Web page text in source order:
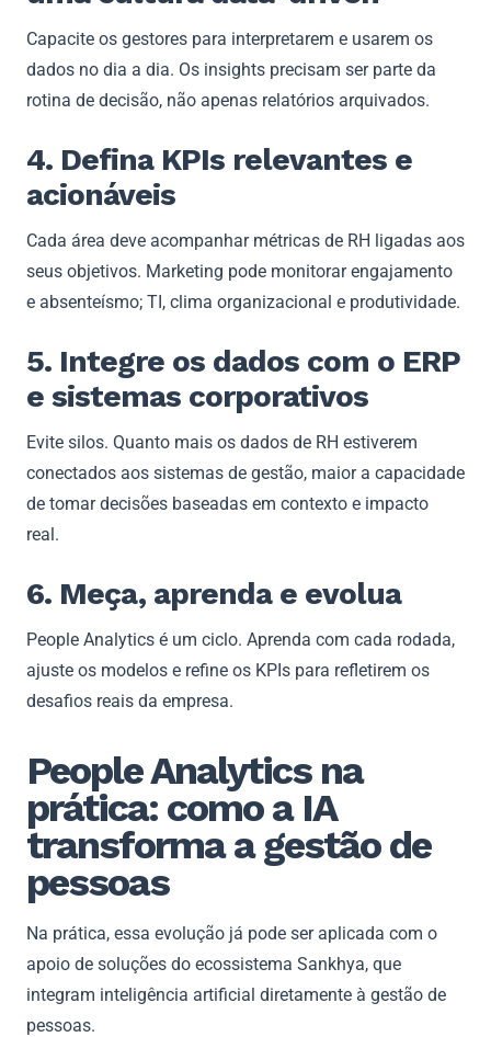
Capacite os gestores para interpretarem e usarem os
dados no dia a dia. Os insights precisam ser parte da
rotina de decisão, não apenas relatórios arquivados.
4. Defina KPIs relevantes e
acionáveis
Cada área deve acompanhar métricas de RH ligadas aos
seus objetivos. Marketing pode monitorar engajamento
e absenteísmo; TI, clima organizacional e produtividade.
5. Integre os dados com o ERP
e sistemas corporativos
Evite silos. Quanto mais os dados de RH estiverem
conectados aos sistemas de gestão, maior a capacidade
de tomar decisões baseadas em contexto e impacto
real.
6. Meça, aprenda e evolua
People Analytics é um ciclo. Aprenda com cada rodada,
ajuste os modelos e refine os KPIs para refletirem os
desafios reais da empresa.
People Analytics na
prática: como a IA
transforma a gestão de
pessoas
Na prática, essa evolução já pode ser aplicada com o
apoio de soluções do ecossistema Sankhya, que
integram inteligência artificial diretamente à gestão de
pessoas.